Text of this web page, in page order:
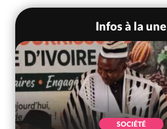
Infos à la une
SOCIÉTÉ